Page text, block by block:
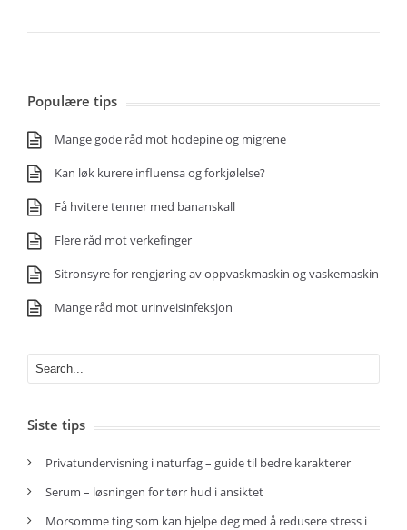
Populære tips
Mange gode råd mot hodepine og migrene
Kan løk kurere influensa og forkjølelse?
Få hvitere tenner med bananskall
Flere råd mot verkefinger
Sitronsyre for rengjøring av oppvaskmaskin og vaskemaskin
Mange råd mot urinveisinfeksjon
Siste tips
Privatundervisning i naturfag – guide til bedre karakterer
Serum – løsningen for tørr hud i ansiktet
Morsomme ting som kan hjelpe deg med å redusere stress i